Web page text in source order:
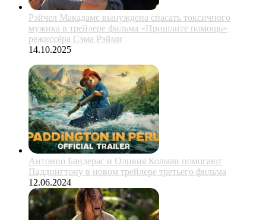
Рэйчел Макадамс вынуждена спасать токсичного
мужика в трейлере фильма «Пришлите помощь»
режиссёра Сэма Рэйми
14.10.2025
Антонио Бандерас и Оливия Колман помогают
Паддингтону в новом трейлере третьего фильма
12.06.2024